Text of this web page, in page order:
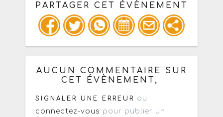
PARTAGER CET ÉVÈNEMENT
Copiez les infos ci-dessous pour un
: mail / forum / réseau social
AUCUN COMMENTAIRE SUR
CET ÉVÈNEMENT,
SIGNALER UNE ERREUR
ou
connectez-vous pour publier un